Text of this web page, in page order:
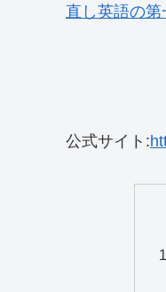
直し英語の第
公式サイト: